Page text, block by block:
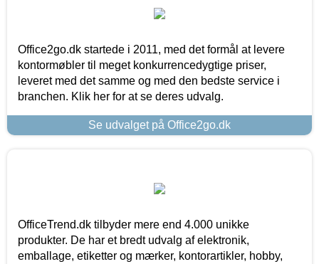
Office2go.dk startede i 2011, med det formål at levere
kontormøbler til meget konkurrencedygtige priser,
leveret med det samme og med den bedste service i
branchen. Klik her for at se deres udvalg.
Se udvalget på Office2go.dk
OfficeTrend.dk tilbyder mere end 4.000 unikke
produkter. De har et bredt udvalg af elektronik,
emballage, etiketter og mærker, kontorartikler, hobby,